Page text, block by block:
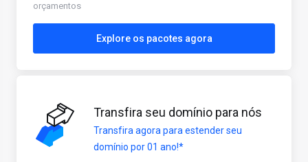
orçamentos
Explore os pacotes agora
Transfira seu domínio para nós
Transfira agora para estender seu
domínio por 01 ano!*